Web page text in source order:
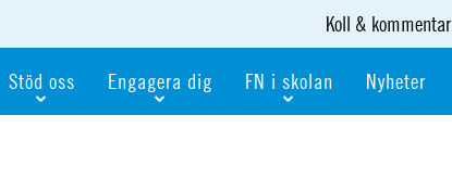
Koll & kommentar
Stöd oss Engagera dig FN i skolan Nyheter